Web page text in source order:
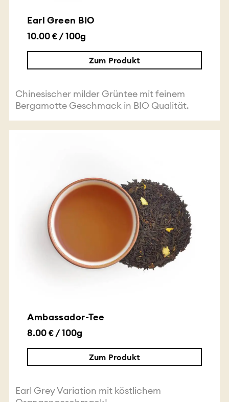
Earl Green BIO
10.00 € / 100g
Zum Produkt
Chinesischer milder Grüntee mit feinem
Bergamotte Geschmack in BIO Qualität.
Ambassador-Tee
8.00 € / 100g
Zum Produkt
Earl Grey Variation mit köstlichem